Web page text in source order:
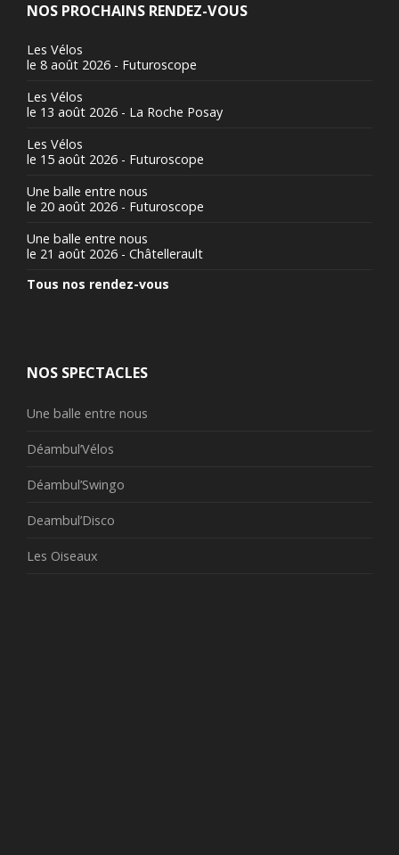
NOS PROCHAINS RENDEZ-VOUS
Les Vélos
le 8 août 2026 - Futuroscope
Les Vélos
le 13 août 2026 - La Roche Posay
Les Vélos
le 15 août 2026 - Futuroscope
Une balle entre nous
le 20 août 2026 - Futuroscope
Une balle entre nous
le 21 août 2026 - Châtellerault
Tous nos rendez-vous
NOS SPECTACLES
Une balle entre nous
Déambul’Vélos
Déambul’Swingo
Deambul’Disco
Les Oiseaux